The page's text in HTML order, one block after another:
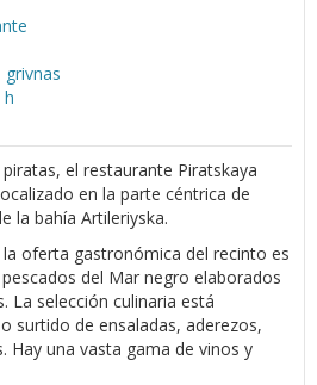
grivnas
h
el restaurante Piratskaya
en la parte céntrica de
la bahía Artileriyska.
oferta gastronómica del recinto es
del Mar negro elaborados
La selección culinaria está
surtido de ensaladas, aderezos,
Hay una vasta gama de vinos y